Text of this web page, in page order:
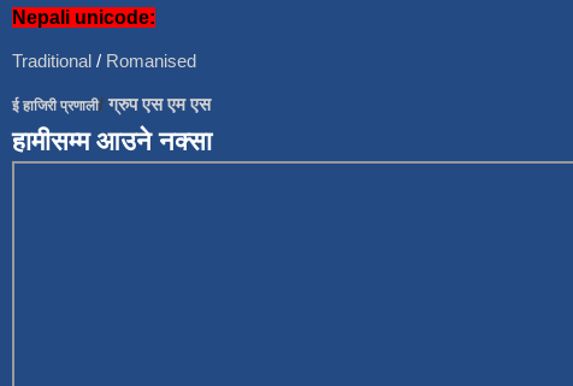
Nepali unicode:
Traditional / Romanised
ई हाजिरी प्रणाली/ग्रुप एस एम एस
हामीसम्म आउने नक्सा